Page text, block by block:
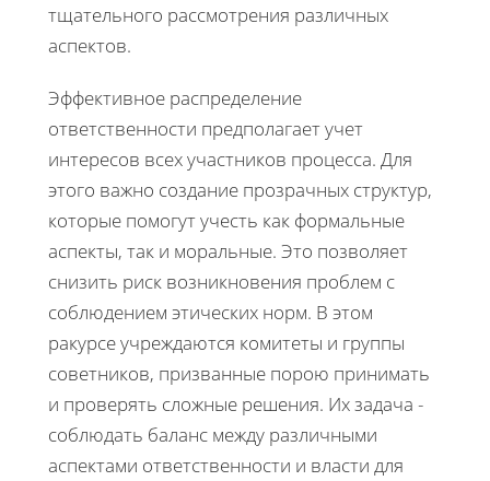
тщательного рассмотрения различных
аспектов.
Эффективное распределение
ответственности предполагает учет
интересов всех участников процесса. Для
этого важно создание прозрачных структур,
которые помогут учесть как формальные
аспекты, так и моральные. Это позволяет
снизить риск возникновения проблем с
соблюдением этических норм. В этом
ракурсе учреждаются комитеты и группы
советников, призванные порою принимать
и проверять сложные решения. Их задача -
соблюдать баланс между различными
аспектами ответственности и власти для